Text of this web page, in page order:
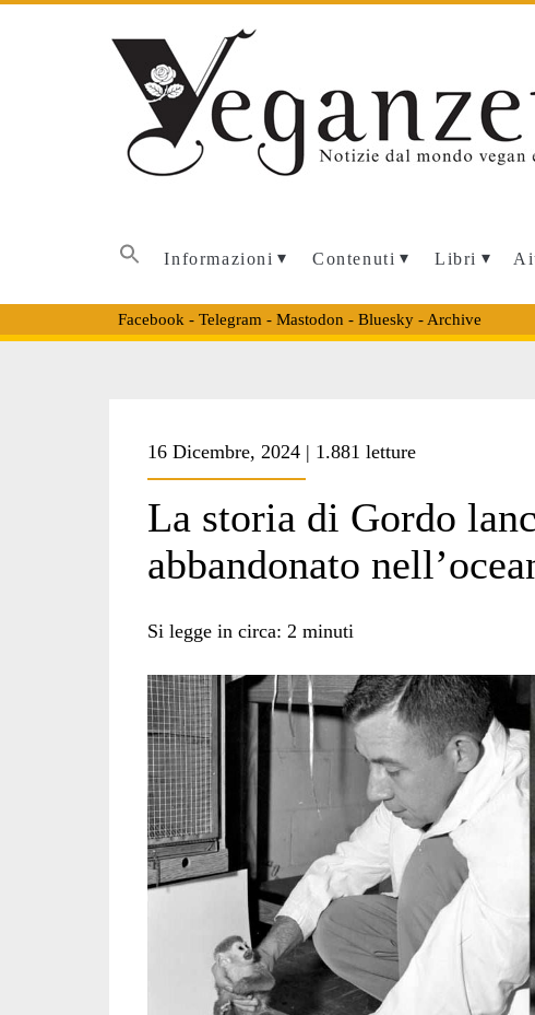
Informazioni Contenuti Libri
Facebook - Telegram - Mastodon - Bluesky- Archive
<span>gordo</span>
16 Dicembre, 2024 | 1.881 letture
La storia di Gordo
abbandonato
Si legge in circa: 2 minuti